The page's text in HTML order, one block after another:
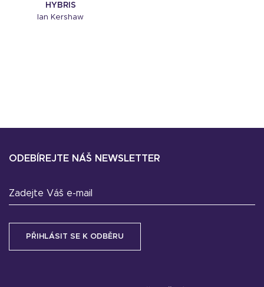
HYBRIS
Ian Kershaw
ODEBÍREJTE NÁŠ NEWSLETTER
Zadejte Váš e-mail